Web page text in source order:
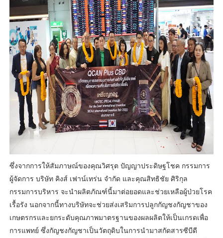
ซึ่งจากการให้สัมภาษณ์ของคุณวิศรุต ปัญญาประดิษฐโชค กรรมการ
ผู้จัดการ บริษัท คิงส์ เฟาน์เทร่น จำกัด และคุณสิทธิชัย ศิริกุล
กรรมการบริหาร จะนำผลิตภัณฑ์นี้มาต่อยอดและช่วยเหลือผู้ป่วยโรค
เรื้อรัง นอกจากนี้ทางบริษัทจะช่วยส่งเสริมการปลูกกัญชงกัญชาของ
เกษตรกรและยกระดับคุณภาพมาตรฐานของผลผลิตให้เป็นเกรดเพื่อ
การแพทย์ ซึ่งกัญชงกัญชาเป็นวัตถุดิบในการนำมาสกัดสารซีบีดี